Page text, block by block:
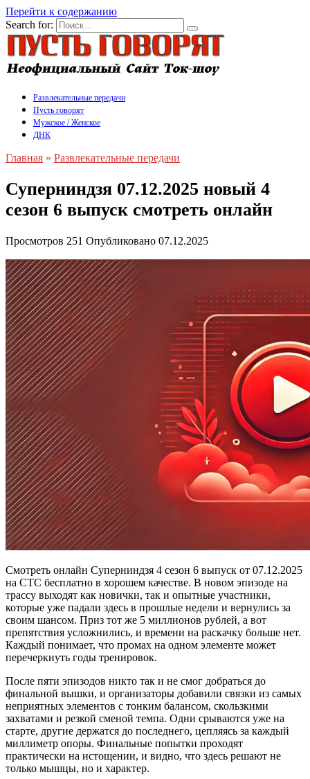
Перейти к содержанию
Search for:
Развлекательные передачи
Пусть говорят
Мужское / Женское
ДНК
Главная » Развлекательные передачи
Суперниндзя 07.12.2025 новый 4
сезон 6 выпуск смотреть онлайн
Просмотров 251 Опубликовано 07.12.2025
Смотреть онлайн Суперниндзя 4 сезон 6 выпуск от 07.12.2025
на СТС бесплатно в хорошем качестве. В новом эпизоде на
трассу выходят как новички, так и опытные участники,
которые уже падали здесь в прошлые недели и вернулись за
своим шансом. Приз тот же 5 миллионов рублей, а вот
препятствия усложнились, и времени на раскачку больше нет.
Каждый понимает, что промах на одном элементе может
перечеркнуть годы тренировок.
После пяти эпизодов никто так и не смог добраться до
финальной вышки, и организаторы добавили связки из самых
неприятных элементов с тонким балансом, скользкими
захватами и резкой сменой темпа. Одни срываются уже на
старте, другие держатся до последнего, цепляясь за каждый
миллиметр опоры. Финальные попытки проходят
практически на истощении, и видно, что здесь решают не
только мышцы, но и характер.